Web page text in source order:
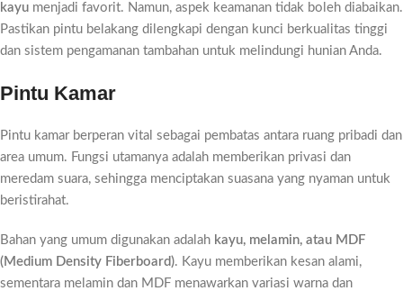
kayu menjadi favorit. Namun, aspek keamanan tidak boleh diabaikan.
Pastikan pintu belakang dilengkapi dengan kunci berkualitas tinggi
dan sistem pengamanan tambahan untuk melindungi hunian Anda.
Pintu Kamar
Pintu kamar berperan vital sebagai pembatas antara ruang pribadi dan
area umum. Fungsi utamanya adalah memberikan privasi dan
meredam suara, sehingga menciptakan suasana yang nyaman untuk
beristirahat.
Bahan yang umum digunakan adalah kayu, melamin, atau MDF
(Medium Density Fiberboard). Kayu memberikan kesan alami,
sementara melamin dan MDF menawarkan variasi warna dan